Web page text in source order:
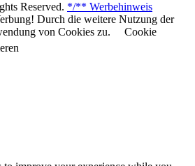
Reserved. */** Werbehinweis
Durch die weitere Nutzung der
von Cookies zu.
Cookie